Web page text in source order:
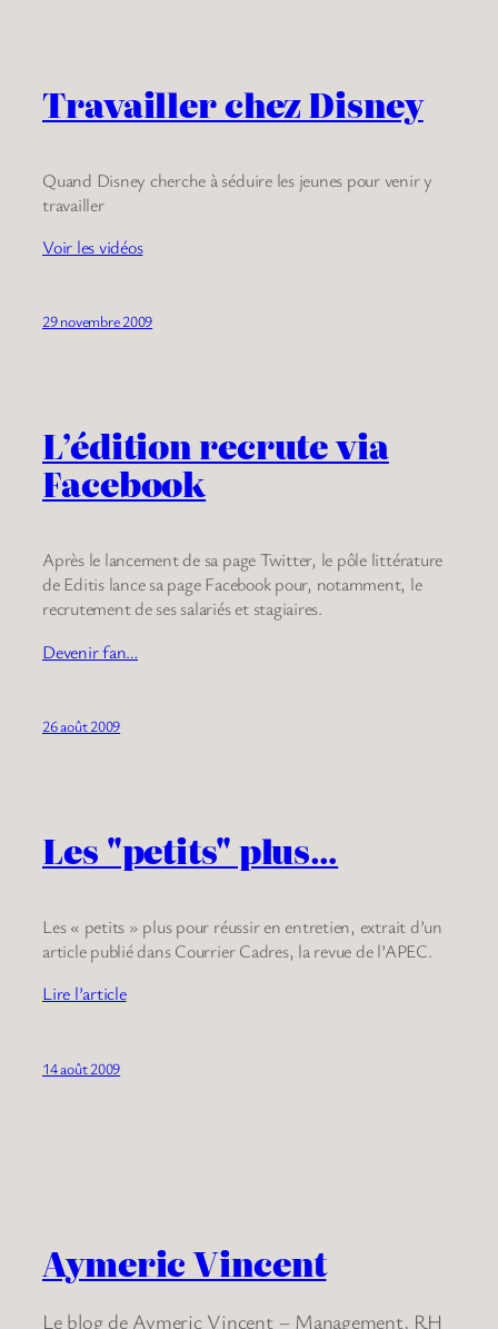
Travailler chez Disney
Quand Disney cherche à séduire les jeunes pour venir y
travailler
Voir les vidéos
29 novembre 2009
L’édition recrute via
Facebook
Après le lancement de sa page Twitter, le pôle littérature
de Editis lance sa page Facebook pour, notamment, le
recrutement de ses salariés et stagiaires.
Devenir fan…
26 août 2009
Les "petits" plus…
Les « petits » plus pour réussir en entretien, extrait d’un
article publié dans Courrier Cadres, la revue de l’APEC.
Lire l’article
14 août 2009
Aymeric Vincent
Le blog de Aymeric Vincent – Management, RH